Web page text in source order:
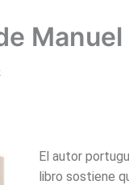
El autor
libro sostiene